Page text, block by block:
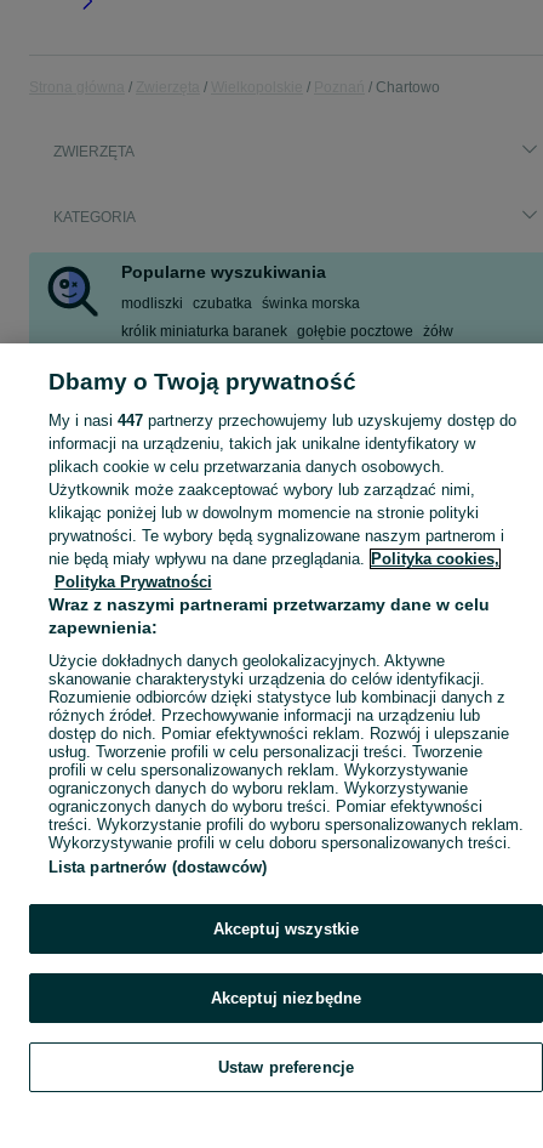
Chartowo
ZWIERZĘTA
KATEGORIA
Popularne wyszukiwania
modliszki czubatka świnka morska
królik miniaturka baranek gołębie pocztowe
żółw
Zobacz Więcej
Szukasz zwierzaka lub czegoś dla niego? ▶️ Przeglądaj kategorię Zwierzęta na OLX Poznań i znajdź to, czego potrzebujesz w atrakcyjnych cenach!
Mapa kategorii
Mapa miejscowości
Mapa ministron
Popularne wyszukiwania
Szukaj Obserwujesz Dodaj Czat Konto
Dbamy o Twoją prywatność
My i nasi 447partnerzy przechowujemy lub uzyskujemy dostęp do
informacji na urządzeniu, takich jak unikalne identyfikatory w
plikach cookie w celu przetwarzania danych osobowych.
Użytkownik może zaakceptować wybory lub zarządzać nimi,
klikając poniżej lub w dowolnym momencie na stronie polityki
prywatności. Te wybory będą sygnalizowane naszym partnerom i
nie będą miały wpływu na dane przeglądania. Polityka cookies,
Polityka Prywatności
Wraz z naszymi partnerami przetwarzamy dane w celu
zapewnienia:
Użycie dokładnych danych geolokalizacyjnych. Aktywne
skanowanie charakterystyki urządzenia do celów identyfikacji.
Rozumienie odbiorców dzięki statystyce lub kombinacji danych z
różnych źródeł. Przechowywanie informacji na urządzeniu lub
dostęp do nich. Pomiar efektywności reklam. Rozwój i ulepszanie
usług. Tworzenie profili w celu personalizacji treści. Tworzenie
profili w celu spersonalizowanych reklam. Wykorzystywanie
ograniczonych danych do wyboru reklam. Wykorzystywanie
ograniczonych danych do wyboru treści. Pomiar efektywności
treści. Wykorzystanie profili do wyboru spersonalizowanych reklam.
Wykorzystywanie profili w celu doboru spersonalizowanych treści.
Lista partnerów (dostawców)
Akceptuj wszystkie
Akceptuj niezbędne
Ustaw preferencje